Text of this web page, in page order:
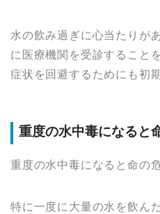
水の飲み過ぎに心当たりが
に医療機関を受診すること
症状を回避するためにも初
重度の水中毒になると
重度の水中毒になると命の
特に一度に大量の水を飲ん